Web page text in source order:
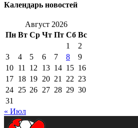
Календарь новостей
Август 2026
Пн Вт Ср Чт Пт Сб Вс
1
2
3
4 5 6 7 8
9
10 11 12 13 14 15 16
17 18 19 20 21 22 23
24 25 26 27 28 29 30
31
« Июл